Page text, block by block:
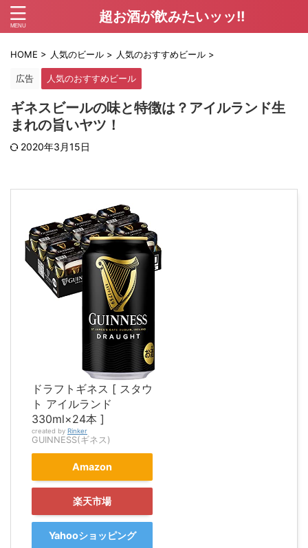
超お酒が飲みたいッッ!!
HOME > 人気のビール > 人気のおすすめビール >
広告 人気のおすすめビール
ギネスビールの味と特徴は？アイルランド生
まれの旨いヤツ！
2020年3月15日
ドラフトギネス [ スタウ
ト アイルランド
330ml×24本 ]
created by Rinker
GUINNESS(ギネス)
Amazon
楽天市場
Yahooショッピング